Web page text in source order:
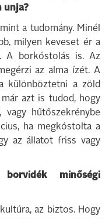
unja?
a tudomány. Minél
milyen keveset ér a
A borkóstolás is. Az
az alma ízét. A
különböztetni a zöld
azt is tudod, hogy
hűtőszekrénybe
ha megkóstolta a
az állatot friss vagy
minőségi
az biztos. Hogy